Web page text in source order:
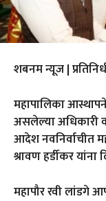
शबनम न्यूज |
महापालिका
असलेल्या अधिकारी
आदेश नवनिर्वाचीत
श्रावण हर्डीकर
महापौर रवी लांडगे